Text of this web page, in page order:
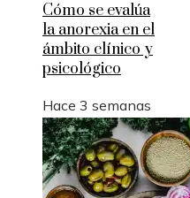
Cómo se evalúa
la anorexia en el
ámbito clínico y
psicológico
Hace 3 semanas